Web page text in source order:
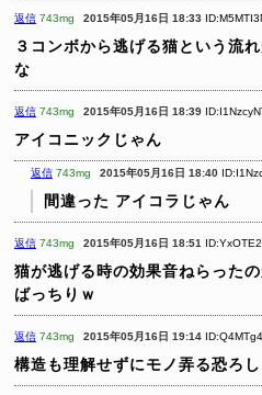
返信 743mg 2015年05月16日 18:33
３コンボから逃げる猫という流
な
返信 743mg 2015年05月16日 18:39
アイコニックじゃん
返信 743mg 2015年05月16日 18:40
間違った アイコラじゃん
返信 743mg 2015年05月16日 18:51
猫が逃げる時の効果音ねらった
ばっちりｗ
返信 743mg 2015年05月16日 19:14
構造も理解せずにモノ弄る恐ろし